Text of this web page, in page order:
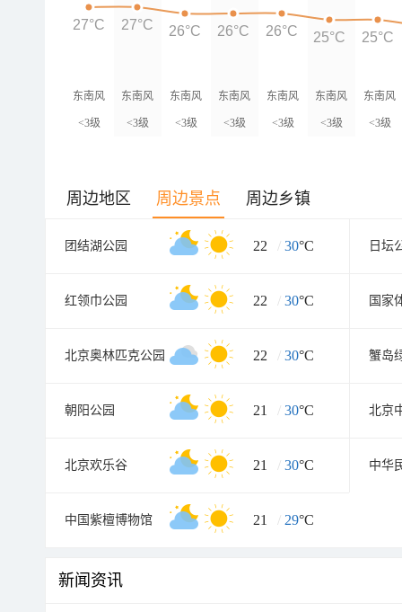
东南风
<3级
东南风
<3级
东南风
<3级
东南风
<3级
东南风
<3级
东南风
<3级
东南风
<3级
27°C 27°C 26°C 26°C 26°C 25°C 25°C
周边地区 周边景点 周边乡镇
团结湖公园 22 / 30°C 日坛
红领巾公园 22 / 30°C 国家
北京奥林匹克公园 22 / 30°C
朝阳公园 21 / 30°C
北京欢乐谷 21 / 30°C 中华
中国紫檀博物馆 21 / 29°C
新闻资讯